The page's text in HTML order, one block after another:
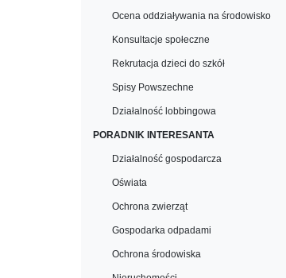
Ocena oddziaływania na środowisko
Konsultacje społeczne
Rekrutacja dzieci do szkół
Spisy Powszechne
Działalność lobbingowa
PORADNIK INTERESANTA
Działalność gospodarcza
Oświata
Ochrona zwierząt
Gospodarka odpadami
Ochrona środowiska